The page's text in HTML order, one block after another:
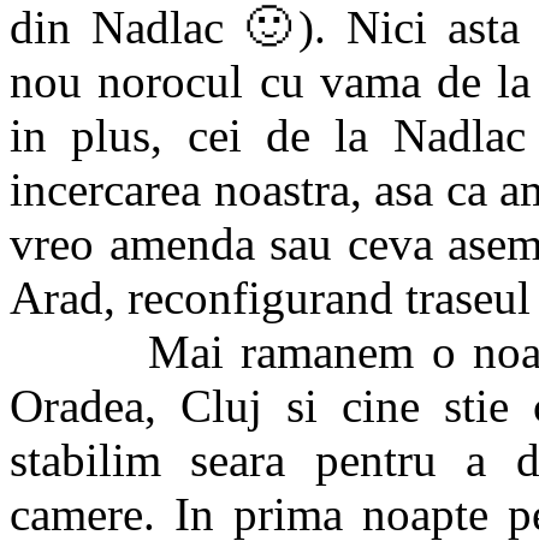
din Nadlac 🙂). Nici asta
nou norocul cu vama de
in plus, cei de la Nadlac
incercarea noastra, asa ca
vreo amenda sau ceva
Arad, reconfigurand
Mai ramanem o
Oradea, Cluj si cine
stabilim seara pentru a
camere. In prima noapte